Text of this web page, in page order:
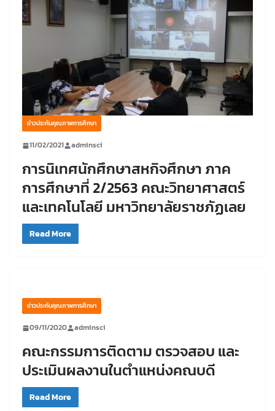
ข่าวประกันคุณภาพการศึกษา
11/02/2021 adminsci
การนิเทศนักศึกษาสหกิจศึกษา ภาค
การศึกษาที่ 2/2563 คณะวิทยาศาสตร์
และเทคโนโลยี มหาวิทยาลัยราชภัฏเลย
Read More
ข่าวประกันคุณภาพการศึกษา
09/11/2020 adminsci
คณะกรรมการติดตาม ตรวจสอบ และ
ประเมินผลงานในตำแหน่งคณบดี
Read More